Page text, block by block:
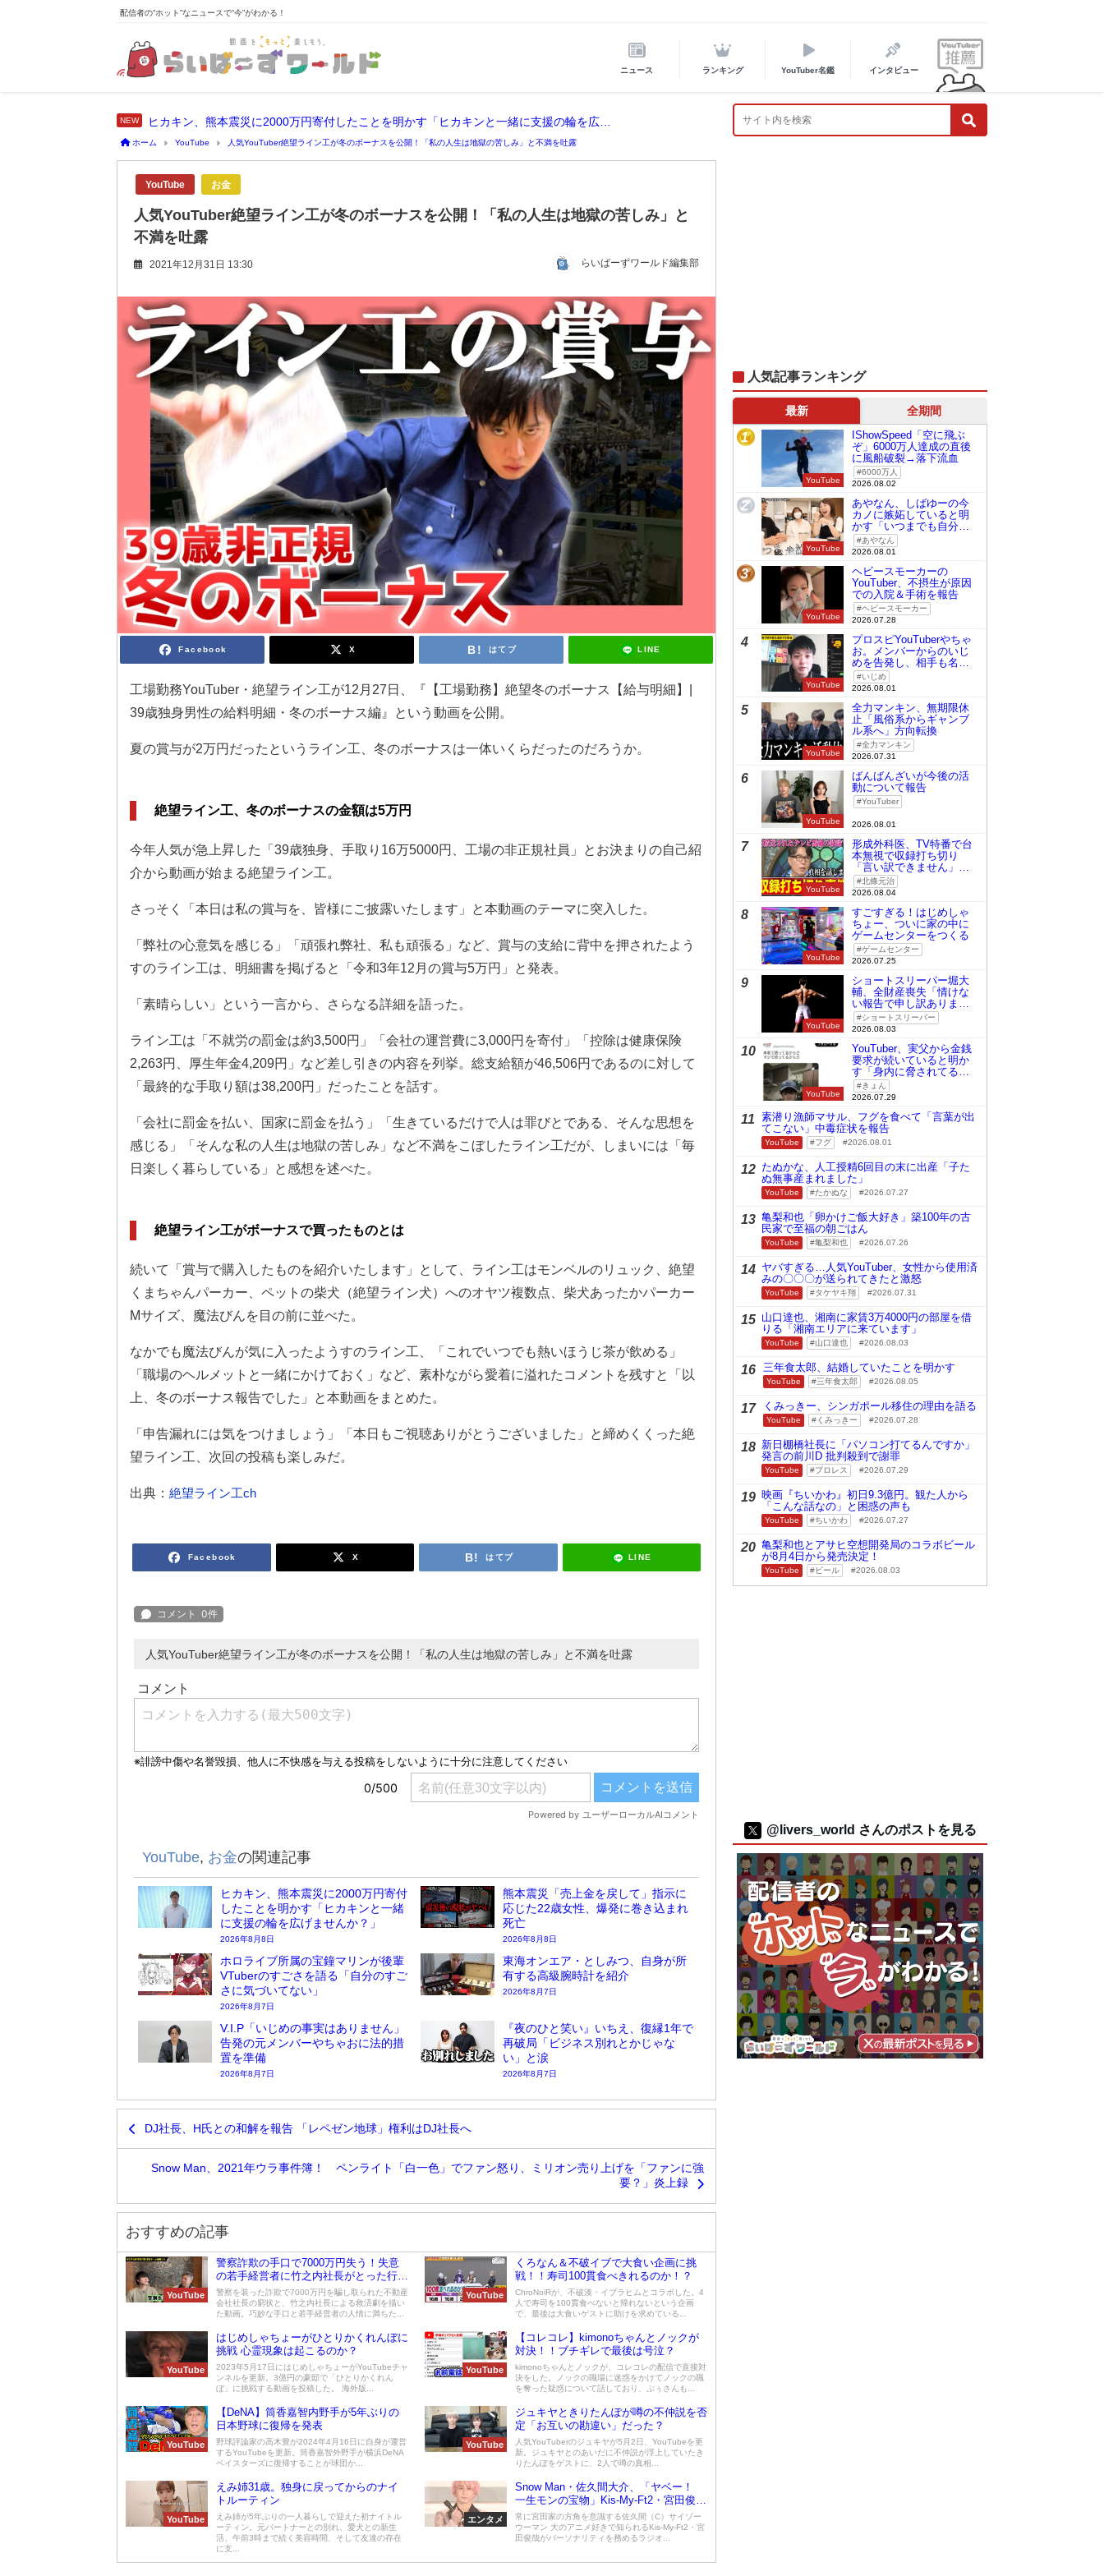
配信者の“ホット”なニュースで“今”がわかる！
ニュース ランキング YouTuber名鑑 インタビュー
ホーム YouTube 人気YouTuber絶望ライン工が冬のボーナスを公開！「私の人生は地獄の苦しみ」と不満を吐露
YouTube お金
人気YouTuber絶望ライン工が冬のボーナスを公開！「私の人生は地獄の苦しみ」と
不満を吐露
2021年12月31日 13:30 らいばーずワールド編集部
Facebook X はてブ LINE
工場勤務YouTuber・絶望ライン工が12月27日、『【工場勤務】絶望冬のボーナス【給与明細】|
39歳独身男性の給料明細・冬のボーナス編』という動画を公開。
夏の賞与が2万円だったというライン工、冬のボーナスは一体いくらだったのだろうか。
絶望ライン工、冬のボーナスの金額は5万円
今年人気が急上昇した「39歳独身、手取り16万5000円、工場の非正規社員」とお決まりの自己紹
介から動画が始まる絶望ライン工。
さっそく「本日は私の賞与を、皆様にご披露いたします」と本動画のテーマに突入した。
「弊社の心意気を感じる」「頑張れ弊社、私も頑張る」など、賞与の支給に背中を押されたよう
すのライン工は、明細書を掲げると「令和3年12月の賞与5万円」と発表。
「素晴らしい」という一言から、さらなる詳細を語った。
ライン工は「不就労の罰金は約3,500円」「会社の運営費に3,000円を寄付」「控除は健康保険
2,263円、厚生年金4,209円」など差し引きの内容を列挙。総支給額が46,506円であるのに対して
「最終的な手取り額は38,200円」だったことを話す。
「会社に罰金を払い、国家に罰金を払う」「生きているだけで人は罪びとである、そんな思想を
感じる」「そんな私の人生は地獄の苦しみ」など不満をこぼしたライン工だが、しまいには「毎
日楽しく暮らしている」と感想を述べた。
絶望ライン工がボーナスで買ったものとは
続いて「賞与で購入したものを紹介いたします」として、ライン工はモンベルのリュック、絶望
くまちゃんパーカー、ペットの柴犬（絶望ライン犬）へのオヤツ複数点、柴犬あったかパーカー
Mサイズ、魔法びんを目の前に並べた。
なかでも魔法びんが気に入ったようすのライン工、「これでいつでも熱いほうじ茶が飲める」
「職場のヘルメットと一緒にかけておく」など、素朴ながら愛着に溢れたコメントを残すと「以
上、冬のボーナス報告でした」と本動画をまとめた。
「申告漏れには気をつけましょう」「本日もご視聴ありがとうございました」と締めくくった絶
望ライン工、次回の投稿も楽しみだ。
出典： 絶望ライン工ch
Facebook X はてブ LINE
人気YouTuber絶望ライン工が冬のボーナスを公開！「私の人生は地獄の苦しみ」と不満を吐露
YouTube, お金の関連記事
ヒカキン、熊本震災に2000万円寄付
したことを明かす「ヒカキンと一緒
に支援の輪を広げませんか？」
2026年8月8日
熊本震災「売上金を戻して」指示に
応じた22歳女性、爆発に巻き込まれ
死亡
2026年8月8日
ホロライブ所属の宝鐘マリンが後輩
VTuberのすごさを語る「自分のすご
さに気づいてない」
2026年8月7日
東海オンエア・としみつ、自身が所
有する高級腕時計を紹介
2026年8月7日
V.I.P「いじめの事実はありません」
告発の元メンバーやちゃおに法的措
置を準備
2026年8月7日
『夜のひと笑い』いちえ、復縁1年で
再破局「ビジネス別れとかじゃな
い」と涙
2026年8月7日
DJ社長、H氏との和解を報告 「レペゼン地球」権利はDJ社長へ
Snow Man、2021年ウラ事件簿！ ペンライト「白一色」でファン怒り、ミリオン売り上げを「ファンに強
要？」炎上録
おすすめの記事
YouTube
警察詐欺の手口で7000万円失う！失意
の若手経営者に竹之内社長がとった行動
は、、、
警察を装った詐欺で7000万円を騙し取られた不動産
会社社長の窮状と、竹之内社長による救済劇を描い
た動画。巧妙な手口と若手経営者の人情に満ちた...
YouTube
くろなん＆不破イブで大食い企画に挑
戦！！寿司100貫食べきれるのか！？
ChroNoiRが、不破湊・イブラヒムとコラボした。4
人で寿司を100貫食べないと帰れないという企画
で、最後は大食いゲストに助けを求めている...
YouTube
はじめしゃちょーがひとりかくれんぼに
挑戦 心霊現象は起こるのか？
2023年5月17日にはじめしゃちょーがYouTubeチャ
ンネルを更新。3億円の豪邸で「ひとりかくれん
ぼ」に挑戦する動画を投稿した。 海外版...
YouTube
【コレコレ】kimonoちゃんとノックが
対決！！ブチギレで最後は号泣？
kimonoちゃんとノックが、コレコレの配信で直接対
決をした。ノックの職場に迷惑をかけてノックの職
を奪った疑惑について話しており、ぷぅさんも...
YouTube
【DeNA】筒香嘉智内野手が5年ぶりの
日本野球に復帰を発表
野球評論家の高木豊が2024年4月16日に自身が運営
するYouTubeを更新。筒香嘉智外野手が横浜DeNA
ベイスターズに復帰することが球団か...
YouTube
ジュキヤときりたんぽが噂の不仲説を否
定「お互いの勘違い」だった？
人気YouTuberのジュキヤが5月2日、YouTubeを更
新。ジュキヤとのあいだに不仲説が浮上していたき
りたんぽをゲストに、2人で噂の真相...
YouTube
えみ姉31歳。独身に戻ってからのナイ
トルーティン
えみ姉が5年ぶりの一人暮らしで迎えた初ナイトル
ーティン。元パートナーとの別れ、愛犬との新生
活、午前3時まで続く美容時間、そして友達の存在
に支...
エンタメ
Snow Man・佐久間大介、「ヤベー！
一生モンの宝物」Kis-My-Ft2・宮田俊哉
から特別なプレゼントに感激
常に宮田家の方角を意識する佐久間（C）サイゾー
ウーマン 大のアニメ好きで知られるKis-My-Ft2・宮
田俊哉がパーソナリティを務めるラジオ...
人気記事ランキング
最新 全期間
1
YouTube
IShowSpeed「空に飛ぶ
ぞ」6000万人達成の直後
に風船破裂→落下流血
6000万人
2026.08.02
2
YouTube
あやなん、しばゆーの今
カノに嫉妬していると明
かす「いつまでも自分の
ものみたいに…」
あやなん
2026.08.01
3
YouTube
ヘビースモーカーの
YouTuber、不摂生が原因
での入院＆手術を報告
ヘビースモーカー
2026.07.28
4
YouTube
プロスピYouTuberやちゃ
お。メンバーからのいじ
めを告発し、相手も名指
しで批判
いじめ
2026.08.01
5
YouTube
全力マンキン、無期限休
止「風俗系からギャンブ
ル系へ」方向転換
全力マンキン
2026.07.31
6
YouTube
ばんばんざいが今後の活
動について報告
YouTuber
2026.08.01
7
YouTube
形成外科医、TV特番で台
本無視で収録打ち切り
「言い訳できません」と
謝罪北條元治
2026.08.04
8
YouTube
すごすぎる！はじめしゃ
ちょー、ついに家の中に
ゲームセンターをつくる
ゲームセンター
2026.07.25
9
YouTube
ショートスリーパー堀大
輔、全財産喪失「情けな
い報告で申し訳ありませ
ん」ショートスリーパー
2026.08.03
10
YouTube
YouTuber、実父から金銭
要求が続いていると明か
す「身内に脅されてる
の」きょん
2026.07.29
11
素潜り漁師マサル、フグを食べて「言葉が出
てこない」中毒症状を報告
YouTube フグ 2026.08.01
12 たぬかな、人工授精6回目の末に出産「子た
ぬ無事産まれました」
YouTube たかぬな 2026.07.27
13 亀梨和也「卵かけご飯大好き」築100年の古
民家で至福の朝ごはん
YouTube 亀梨和也 2026.07.26
14 ヤバすぎる…人気YouTuber、女性から使用済
みの〇〇〇が送られてきたと激怒
YouTube タケヤキ翔 2026.07.31
15 山口達也、湘南に家賃3万4000円の部屋を借
りる「湘南エリアに来ています」
YouTube 山口達也 2026.08.03
16 三年食太郎、結婚していたことを明かす
YouTube 三年食太郎 2026.08.05
17 くみっきー、シンガポール移住の理由を語る
YouTube くみっきー 2026.07.28
18 新日棚橋社長に「パソコン打てるんですか」
発言の前川D 批判殺到で謝罪
YouTube プロレス 2026.07.29
19 映画『ちいかわ』初日9.3億円。観た人から
「こんな話なの」と困惑の声も
YouTube ちいかわ 2026.07.27
20 亀梨和也とアサヒ空想開発局のコラボビール
が8月4日から発売決定！
YouTube ビール 2026.08.03
@livers_world さんのポストを見る